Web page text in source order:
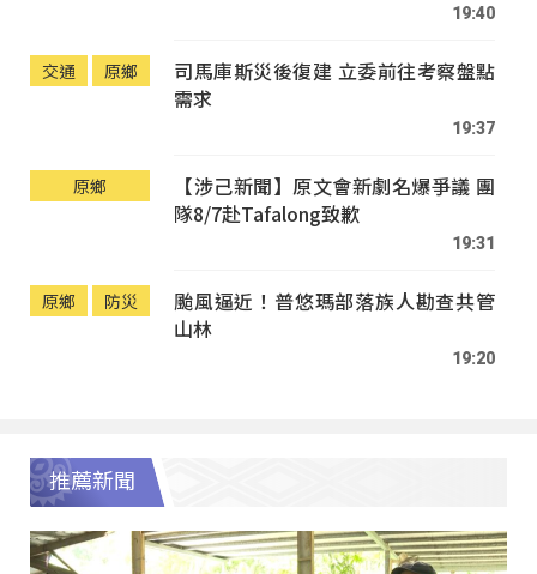
19:40
交通 原鄉
司馬庫斯災後復建 立委前往考察盤點
需求
19:37
原鄉
【涉己新聞】原文會新劇名爆爭議 團
隊8/7赴Tafalong致歉
19:31
原鄉 防災
颱風逼近！普悠瑪部落族人勘查共管
山林
19:20
推薦新聞